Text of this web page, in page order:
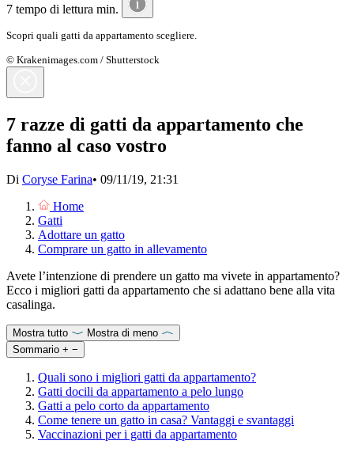
7 tempo di lettura min.
Scopri quali gatti da appartamento scegliere.
© Krakenimages.com / Shutterstock
7 razze di gatti da appartamento che
fanno al caso vostro
Di Coryse Farina• 09/11/19, 21:31
Home
Gatti
Adottare un gatto
Comprare un gatto in allevamento
Avete l’intenzione di prendere un gatto ma vivete in appartamento?
Ecco i migliori gatti da appartamento che si adattano bene alla vita
casalinga.
Mostra tutto
Mostra di meno
Sommario + −
Quali sono i migliori gatti da appartamento?
Gatti docili da appartamento a pelo lungo
Gatti a pelo corto da appartamento
Come tenere un gatto in casa? Vantaggi e svantaggi
Vaccinazioni per i gatti da appartamento